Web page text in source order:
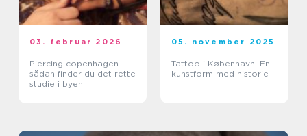
03. februar 2026
Piercing copenhagen
sådan finder du det rette
studie i byen
05. november 2025
Tattoo i København: En
kunstform med historie